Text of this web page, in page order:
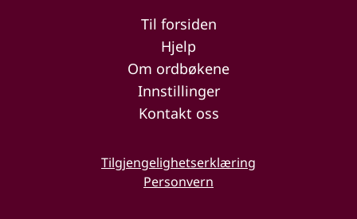
Til forsiden
Hjelp
Om ordbøkene
Innstillinger
Kontakt oss
Tilgjengelighetserklæring
Personvern